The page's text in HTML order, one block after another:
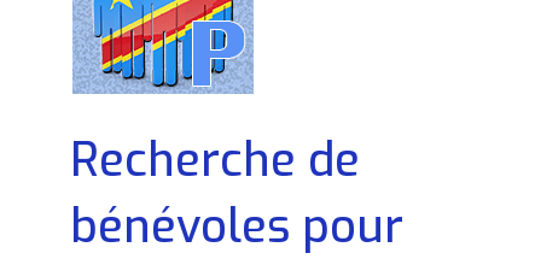
Recherche de
bénévoles pour